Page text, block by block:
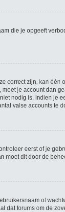
die je opgeeft
correct zijn, kan
je account dan
nodig is. Indien je
valse accounts te
eerst of je
moet dit door de
of
dat forums om de